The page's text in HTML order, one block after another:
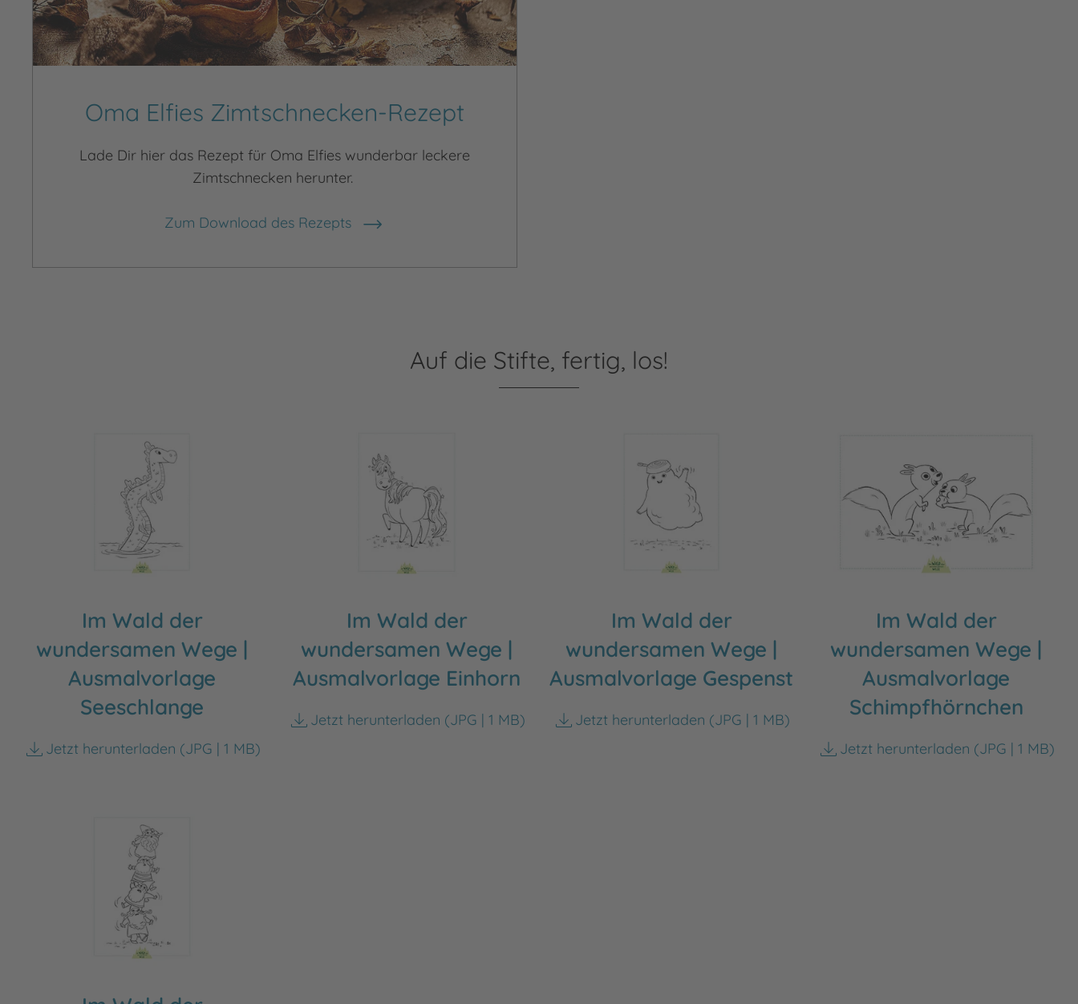
Oma Elfies Zimtschnecken-Rezept
Lade Dir hier das Rezept für Oma Elfies wunderbar leckere
Zimtschnecken herunter.
Zum Download des Rezepts
Auf die Stifte, fertig, los!
Im Wald der
wundersamen Wege |
Ausmalvorlage
Seeschlange
Jetzt herunterladen (JPG | 1 MB)
Im Wald der
wundersamen Wege |
Ausmalvorlage Einhorn
Jetzt herunterladen (JPG | 1 MB)
Im Wald der
wundersamen Wege |
Ausmalvorlage Gespenst
Jetzt herunterladen (JPG | 1 MB)
Im Wald der
wundersamen Wege |
Ausmalvorlage
Schimpfhörnchen
Jetzt herunterladen (JPG | 1 MB)